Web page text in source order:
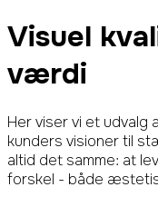
Visuel
værdi
Her viser vi et udvalg
kunders visioner til
altid det samme: at
forskel - både